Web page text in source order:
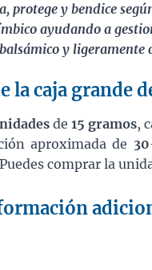
protege y bendice
ayudando a
y ligeramente
la caja grande
de 15 gramos,
aproximada de
comprar la